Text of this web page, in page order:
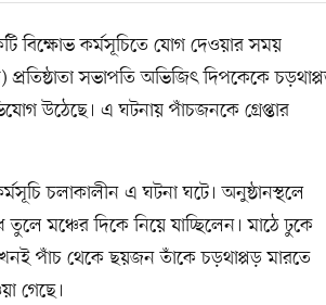
বিক্ষোভ কর্মসূচিতে যোগ দেওয়ার সময়
সভাপতি অভিজিৎ দিপকেকে
উঠেছে। এ ঘটনায় পাঁচজনকে গ্রেপ্তার
চলাকালীন এ ঘটনা ঘটে। অনুষ্ঠানস্থলে
মঞ্চের দিকে নিয়ে যাচ্ছিলেন। মাঠে ঢুকে
পাঁচ থেকে ছয়জন তাঁকে চড়থাপ্পড় মারতে
গেছে।